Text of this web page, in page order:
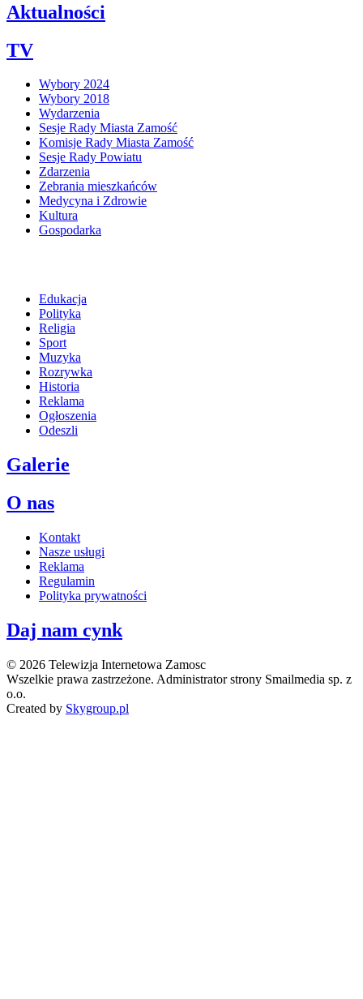
Aktualności
TV
Wybory 2024
Wybory 2018
Wydarzenia
Sesje Rady Miasta Zamość
Komisje Rady Miasta Zamość
Sesje Rady Powiatu
Zdarzenia
Zebrania mieszkańców
Medycyna i Zdrowie
Kultura
Gospodarka
Edukacja
Polityka
Religia
Sport
Muzyka
Rozrywka
Historia
Reklama
Ogłoszenia
Odeszli
Galerie
O nas
Kontakt
Nasze usługi
Reklama
Regulamin
Polityka prywatności
Daj nam cynk
© 2026 Telewizja Internetowa Zamosc
Wszelkie prawa zastrzeżone. Administrator strony Smailmedia sp. z
o.o.
Created by Skygroup.pl